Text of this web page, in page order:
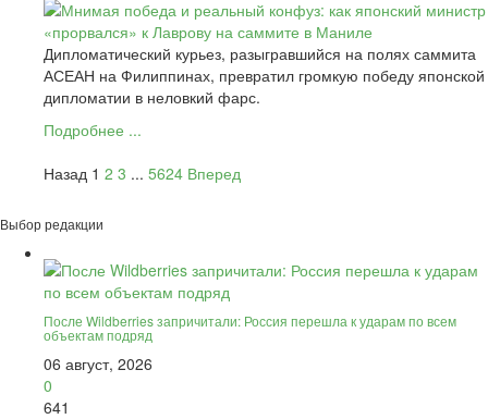
Дипломатический курьез, разыгравшийся на полях саммита
АСЕАН на Филиппинах, превратил громкую победу японской
дипломатии в неловкий фарс.
Подробнее ...
Назад 1 2 3 ... 5624 Вперед
Выбор редакции
После Wildberries запричитали: Россия перешла к ударам по всем
объектам подряд
06 август, 2026
0
641